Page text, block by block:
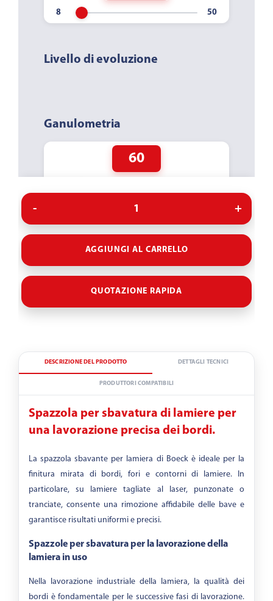
Livello di evoluzione
Ganulometria
60
AGGIUNGI AL CARRELLO
QUOTAZIONE RAPIDA
DESCRIZIONE DEL PRODOTTO DETTAGLI TECNICI
PRODUTTORI COMPATIBILI
Spazzola per sbavatura di lamiere per
una lavorazione precisa dei bordi.
La spazzola sbavante per lamiera di Boeck è ideale per la
finitura mirata di bordi, fori e contorni di lamiere. In
particolare, su lamiere tagliate al laser, punzonate o
tranciate, consente una rimozione affidabile delle bave e
garantisce risultati uniformi e precisi.
Spazzole per sbavatura per la lavorazione della
lamiera in uso
Nella lavorazione industriale della lamiera, la qualità dei
bordi è fondamentale per le successive fasi di lavorazione.